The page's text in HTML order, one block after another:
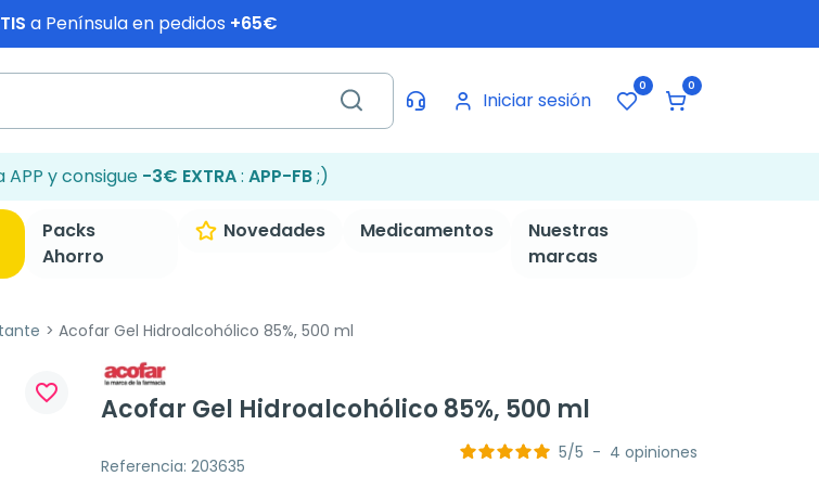
a Península en pedidos +65€
Iniciar sesión
0 0
y consigue -3€ EXTRA: APP-FB;)
Packs
Ahorro
Novedades Medicamentos
Nuestras
marcas
Acofar Gel Hidroalcohólico 85%, 500 ml
favorite_border
Acofar Gel Hidroalcohólico 85%, 500 ml
Referencia: 203635
5/5 - 4 opiniones